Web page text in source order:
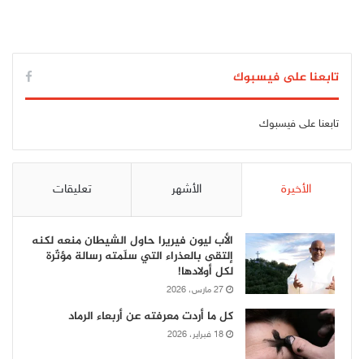
تابعنا على فيسبوك
تابعنا على فيسبوك
الأخيرة الأشهر تعليقات
الأب ليون فيريرا حاول الشيطان منعه لكنه
إلتقى بالعذراء التي سلّمته رسالة مؤثّرة
لكل أولادها!
27 مارس، 2026
كل ما أردت معرفته عن أربعاء الرماد
18 فبراير، 2026